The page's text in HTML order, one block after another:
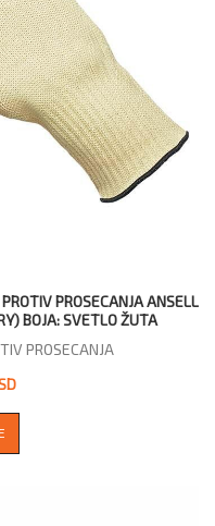
PROSECANJA ANSELL
BOJA: SVETLO ŽUTA
PROSECANJA